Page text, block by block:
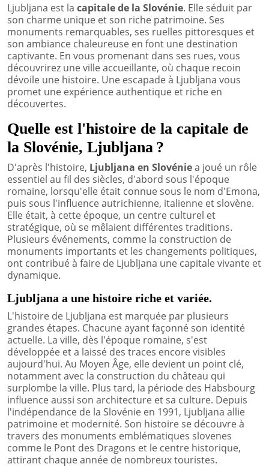
Ljubljana est la capitale de la Slovénie. Elle séduit par
son charme unique et son riche patrimoine. Ses
monuments remarquables, ses ruelles pittoresques et
son ambiance chaleureuse en font une destination
captivante. En vous promenant dans ses rues, vous
découvrirez une ville accueillante, où chaque recoin
dévoile une histoire. Une escapade à Ljubljana vous
promet une expérience authentique et riche en
découvertes.
Quelle est l'histoire de la capitale de
la Slovénie, Ljubljana ?
D'après l'histoire, Ljubljana en Slovéniea joué un rôle
essentiel au fil des siècles, d'abord sous l'époque
romaine, lorsqu'elle était connue sous le nom d'Emona,
puis sous l'influence autrichienne, italienne et slovène.
Elle était, à cette époque, un centre culturel et
stratégique, où se mêlaient différentes traditions.
Plusieurs événements, comme la construction de
monuments importants et les changements politiques,
ont contribué à faire de Ljubljana une capitale vivante et
dynamique.
Ljubljana a une histoire riche et variée.
L'histoire de Ljubljana est marquée par plusieurs
grandes étapes. Chacune ayant façonné son identité
actuelle. La ville, dès l'époque romaine, s'est
développée et a laissé des traces encore visibles
aujourd'hui. Au Moyen Âge, elle devient un point clé,
notamment avec la construction du château qui
surplombe la ville. Plus tard, la période des Habsbourg
influence aussi son architecture et sa culture. Depuis
l'indépendance de la Slovénie en 1991, Ljubljana allie
patrimoine et modernité. Son histoire se découvre à
travers des monuments emblématiques slovenes
comme le Pont des Dragons et le centre historique,
attirant chaque année de nombreux touristes.